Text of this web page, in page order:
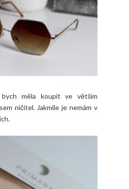
měla koupit ve větším
ničitel. Jakmile je nemám v